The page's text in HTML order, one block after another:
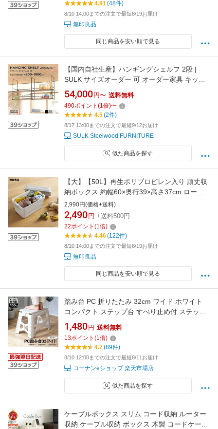
4.81(48件)
8/10 14:00までの注文で最短8/19お届け
無印良品
同じ商品を安い順で見る
【国内自社生産】ハンギングシェルフ 2段 |
SULK サイズオーダー 可 オーダー家具 キッチ
ン 吊り棚 シンプル 天井固定棚 天吊り棚? ラダ
ーフレーム棚 吊り下げ棚 リノベーション カフ
ェ インテリア アイアン 無垢材 店舗 什器 受注
生産 送料無料
54,000 円〜 送料無料
490ポイント (1倍)〜
4.5(2件)
8/17 13:00までの注文で最短9/12お届け
SULK Steelwood FURNITURE
似た商品を探す
【大】【50L】再生ポリプロピレン入り 頑丈収
納ボックス 約幅60×奥行39×高さ37cm ローリ
ングストック 備蓄 防災【無印良品 公式】無印
収納ボックス 収納ケース プラスチック ケース
頑丈 ベランダ
2,990円(価格+送料)
2,490 円 +送料500円
22ポイント (1倍)
4.46(122件)
8/10 14:00までの注文で最短8/19お届け
無印良品
同じ商品を安い順で見る
踏み台 PC 折りたたみ 32cm ワイド ホワイト
コンパクト ステップ台 すべり止め付 ステップ
スツール 大きめ 幅46cm 頑丈 耐荷重100kg 踏
台 軽量 軽い 一段 大人 子供 キッチン 玄関 洗面
所 手洗い 電球交換 コーナンLIFELEX
1,480 円 送料無料
13ポイント (1倍)
4.7(89件)
8/10 12:00までの注文で最短8/11お届け
コーナンeショップ 楽天市場店
似た商品を探す
ケーブルボックス スリム コード収納 ルーター
収納 ケーブル収納 ボックス 木製 コードケース